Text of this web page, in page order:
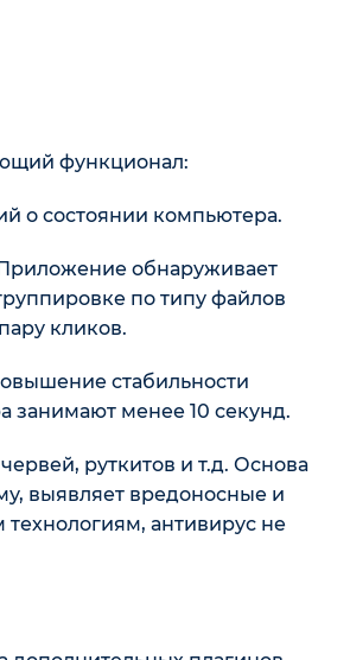
функционал:
о состоянии компьютера.
обнаруживает
по типу файлов
кликов.
стабильности
занимают менее 10 секунд.
руткитов и т.д. Основа
выявляет вредоносные и
антивирус не